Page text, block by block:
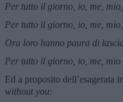
Per tutto il giorno, io, me,
Per tutto il giorno, io, me,
Ora loro hanno paura di
Per tutto il giorno, io, me, mio
Ed a proposito dell’esagerata
without you: